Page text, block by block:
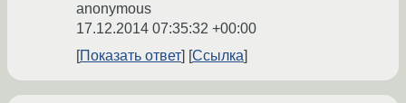
anonymous
17.12.2014 07:35:32 +00:00
Показать ответ
Ссылка